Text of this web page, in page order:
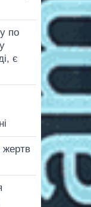
по
є
жертв